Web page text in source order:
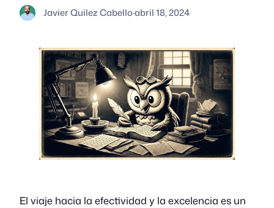
Javier Quilez Cabello·abril 18, 2024
El viaje hacia la efectividad y la excelencia es un